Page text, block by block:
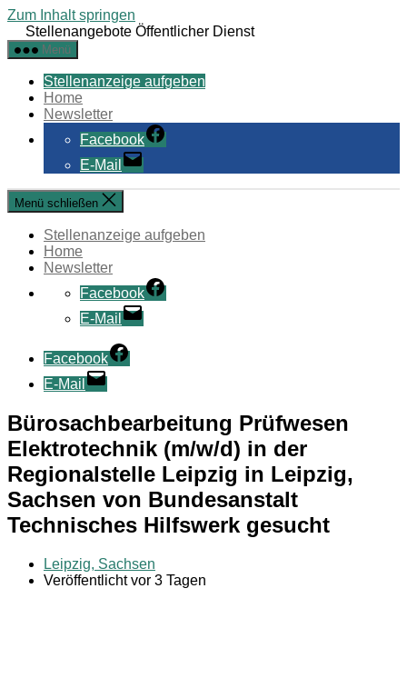
Zum Inhalt springen
Stellenangebote Öffentlicher Dienst
Menü
Stellenanzeige aufgeben
Home
Newsletter
Facebook
E-Mail
Menü schließen
Stellenanzeige aufgeben
Home
Newsletter
Facebook
E-Mail
Facebook
E-Mail
Bürosachbearbeitung Prüfwesen
Elektrotechnik (m/w/d) in der
Regionalstelle Leipzig in Leipzig,
Sachsen von Bundesanstalt
Technisches Hilfswerk gesucht
Leipzig, Sachsen
Veröffentlicht vor 3 Tagen